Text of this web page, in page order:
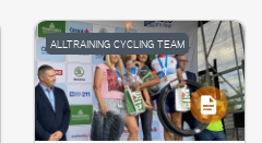
ALLTRAINING CYCLING TEAM